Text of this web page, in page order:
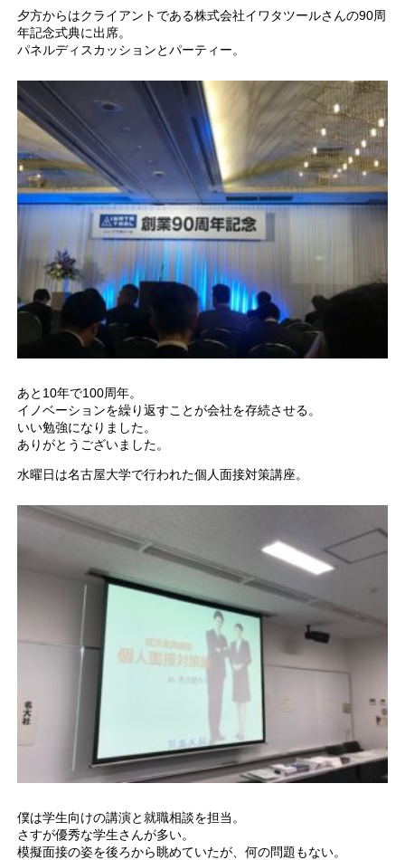
夕方からはクライアントである株式会社イワタツールさんの90周
年記念式典に出席。
パネルディスカッションとパーティー。
あと10年で100周年。
イノベーションを繰り返すことが会社を存続させる。
いい勉強になりました。
ありがとうございました。
水曜日は名古屋大学で行われた個人面接対策講座。
僕は学生向けの講演と就職相談を担当。
さすが優秀な学生さんが多い。
模擬面接の姿を後ろから眺めていたが、何の問題もない。